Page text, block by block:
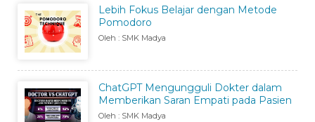
Lebih Fokus Belajar dengan Metode
Pomodoro
Oleh : SMK Madya
ChatGPT Mengungguli Dokter dalam
Memberikan Saran Empati pada Pasien
Oleh : SMK Madya